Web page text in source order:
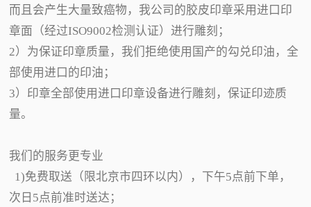
而且会产生大量致癌物，我公司的胶皮印章采用进口印
章面（经过ISO9002检测认证）进行雕刻；
2）为保证印章质量，我们拒绝使用国产的勾兑印油，全
部使用进口的印油；
3）印章全部使用进口印章设备进行雕刻，保证印迹质
量。
我们的服务更专业
1)免费取送（限北京市四环以内），下午5点前下单，
次日5点前准时送达；